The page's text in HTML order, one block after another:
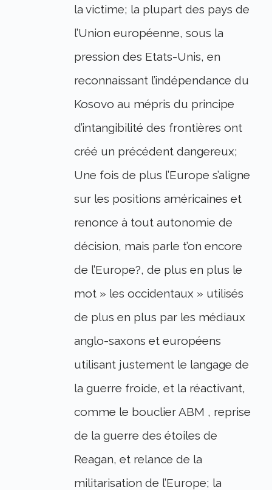
la victime; la plupart des pays de
l’Union européenne, sous la
pression des Etats-Unis, en
reconnaissant l’indépendance du
Kosovo au mépris du principe
d’intangibilité des frontières ont
créé un précédent dangereux;
Une fois de plus l’Europe s’aligne
sur les positions américaines et
renonce à tout autonomie de
décision, mais parle t’on encore
de l’Europe?, de plus en plus le
mot » les occidentaux » utilisés
de plus en plus par les médiaux
anglo-saxons et européens
utilisant justement le langage de
la guerre froide, et la réactivant,
comme le bouclier ABM , reprise
de la guerre des étoiles de
Reagan, et relance de la
militarisation de l’Europe; la